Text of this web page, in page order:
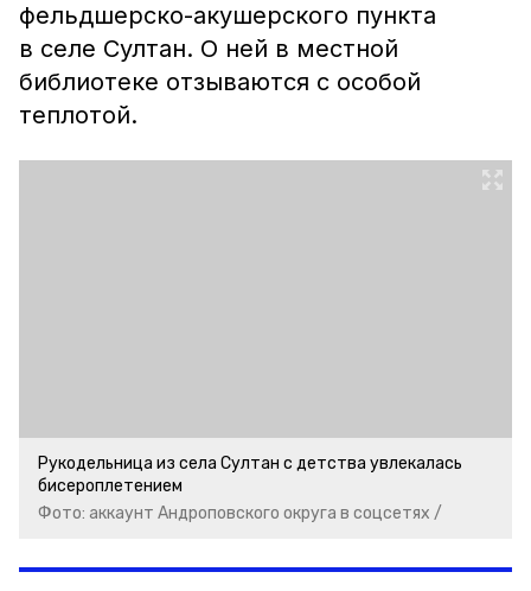
фельдшерско-акушерского пункта
в селе Султан. О ней в местной
библиотеке отзываются с особой
теплотой.
Рукодельница из села Султан с детства увлекалась
бисероплетением
Фото: аккаунт Андроповского округа в соцсетях /